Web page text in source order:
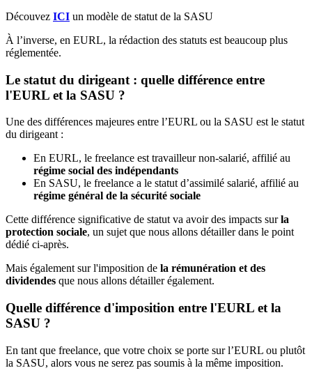
Découvez ICI un modèle de statut de la SASU
À l’inverse, en EURL, la rédaction des statuts est beaucoup plus
réglementée.
Le statut du dirigeant : quelle différence entre
l'EURL et la SASU ?
Une des différences majeures entre l’EURL ou la SASU est le statut
du dirigeant :
En EURL, le freelance est travailleur non-salarié, affilié au
régime social des indépendants
En SASU, le freelance a le statut d’assimilé salarié, affilié au
régime général de la sécurité sociale
Cette différence significative de statut va avoir des impacts surla
protection sociale, un sujet que nous allons détailler dans le point
dédié ci-après.
Mais également sur l'imposition de la rémunération et des
dividendes que nous allons détailler également.
Quelle différence d'imposition entre l'EURL et la
SASU ?
En tant que freelance, que votre choix se porte sur l’EURL ou plutôt
la SASU, alors vous ne serez pas soumis à la même imposition.